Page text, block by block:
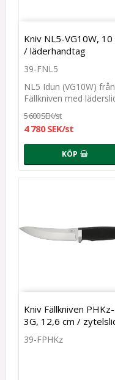
Kniv NL5-VG10W, 10
/ läderhandtag
39-FNL5
NL5 Idun (VG10W) från
Fällkniven med
5 600 SEK/st
4 780 SEK/st
KÖP
Kniv Fällkniven PHKz-
3G, 12,6 cm /
39-FPHKz